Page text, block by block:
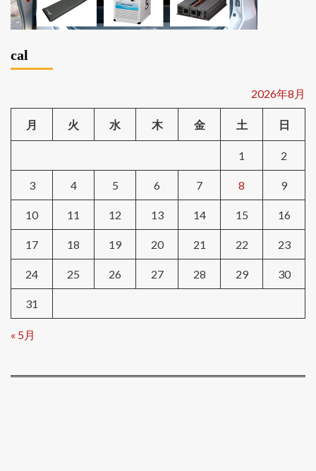
cal
2026年8月
月 火 水 木 金 土 日
1 2
3 4 5 6 7 8 9
10 11 12 13 14 15 16
17 18 19 20 21 22 23
24 25 26 27 28 29 30
31
« 5月